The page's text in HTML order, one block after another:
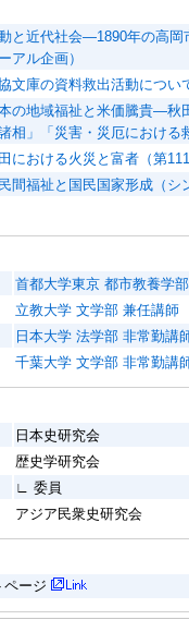
と近代社会―1890年の高
アル企画）
文庫の資料救出活動につ
の地域福祉と米価騰貴―秋
相」「災害・災厄における
における火災と富者（第
間福祉と国民国家形成（
首都大学東京 都市教養学
立教大学 文学部 兼任講師
日本大学 法学部 非常勤講
千葉大学 文学部 非常勤講
日本史研究会
歴史学研究会
∟ 委員
アジア民衆史研究会
ページ